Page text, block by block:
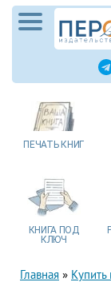
ПЕЧАТЬ КНИГ
КНИГА ПОД
КЛЮЧ
Главная » Купить